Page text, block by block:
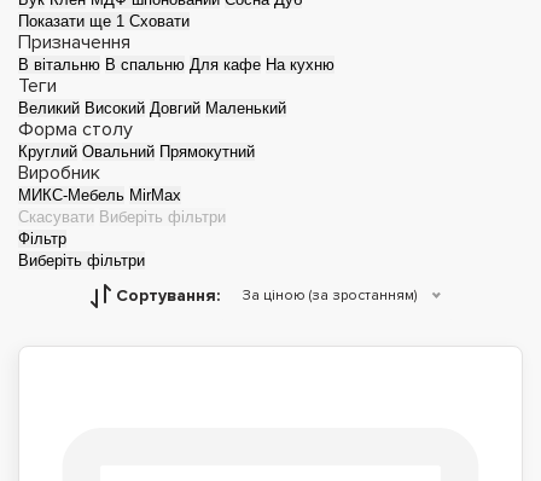
Показати ще 1 Сховати
Призначення
В вітальню В спальню Для кафе На кухню
Теги
Великий Високий Довгий Маленький
Форма столу
Круглий Овальний Прямокутний
Виробник
МИКС-Мебель MirMax
Скасувати Виберіть фільтри
Фільтр
Виберіть фільтри
Сортування: За ціною (за зростанням)